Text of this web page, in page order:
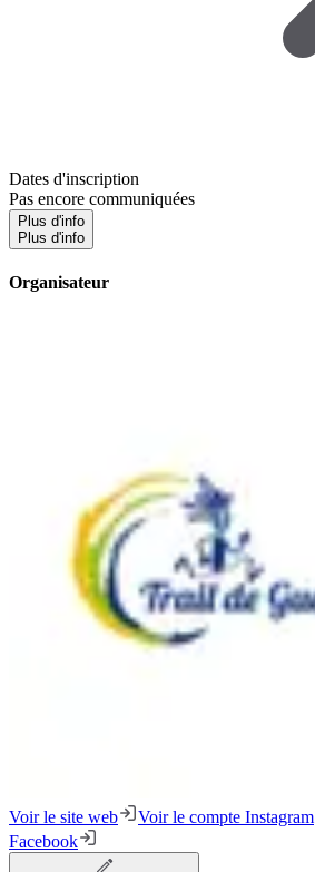
Dates d'inscription
Pas encore communiquées
Plus d'info
Plus d'info
Organisateur
Voir le site web Voir le compte Instagram
Facebook